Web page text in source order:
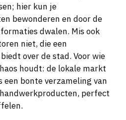
hier kun je
bewonderen en door de
dwalen. Mis ook
niet, die een
over de stad. Voor wie
houdt: de lokale markt
een bonte verzameling van
perfect